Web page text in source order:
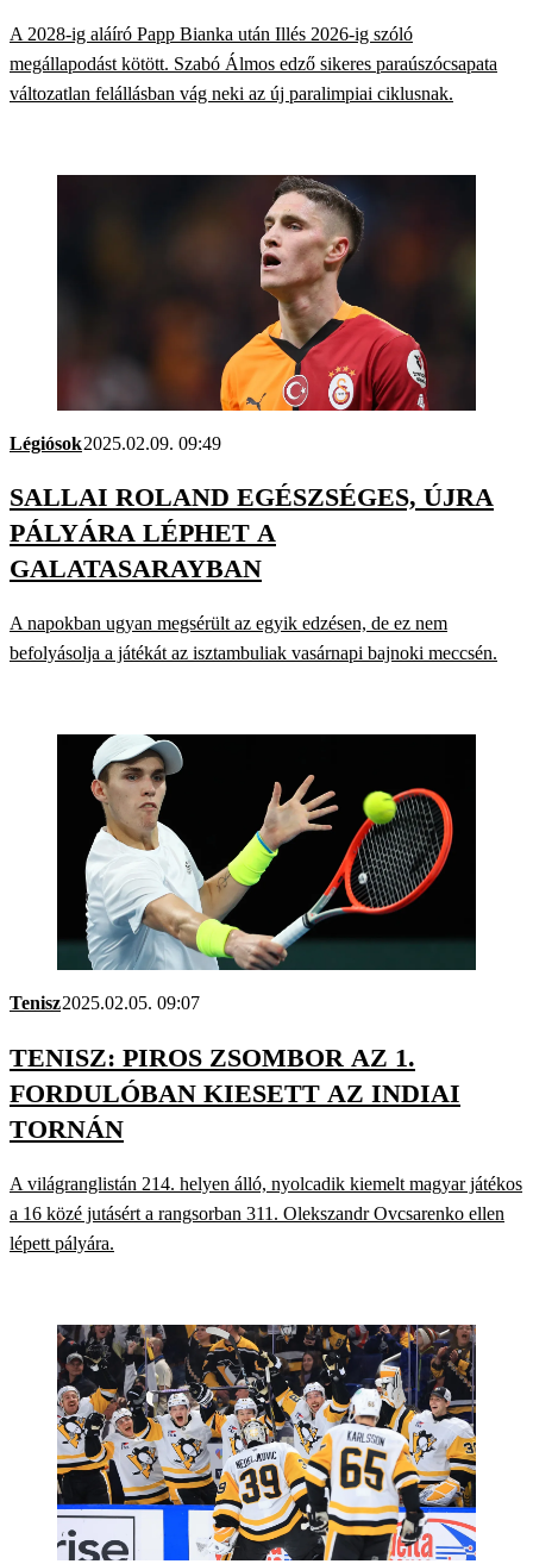
A 2028-ig aláíró Papp Bianka után Illés 2026-ig szóló
megállapodást kötött. Szabó Álmos edző sikeres paraúszócsapata
változatlan felállásban vág neki az új paralimpiai ciklusnak.
Légiósok2025.02.09. 09:49
SALLAI ROLAND EGÉSZSÉGES, ÚJRA
PÁLYÁRA LÉPHET A
GALATASARAYBAN
A napokban ugyan megsérült az egyik edzésen, de ez nem
befolyásolja a játékát az isztambuliak vasárnapi bajnoki meccsén.
Tenisz2025.02.05. 09:07
TENISZ: PIROS ZSOMBOR AZ 1.
FORDULÓBAN KIESETT AZ INDIAI
TORNÁN
A világranglistán 214. helyen álló, nyolcadik kiemelt magyar játékos
a 16 közé jutásért a rangsorban 311. Olekszandr Ovcsarenko ellen
lépett pályára.